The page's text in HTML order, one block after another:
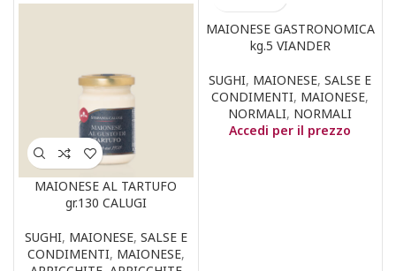
MAIONESE AL TARTUFO
gr.130 CALUGI
SUGHI, MAIONESE, SALSE E
CONDIMENTI, MAIONESE,
MAIONESE GASTRONOMICA
kg.5 VIANDER
SUGHI, MAIONESE,SALSE E
CONDIMENTI, MAIONESE,
NORMALI, NORMALI
Accedi per il prezzo